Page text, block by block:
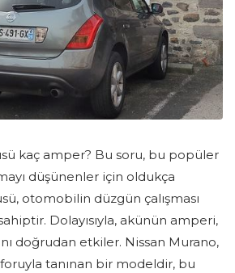
kaç amper? Bu soru, bu popüler
düşünenler için oldukça
otomobilin düzgün çalışması
Dolayısıyla, akünün amperi,
doğrudan etkiler. Nissan Murano,
tanınan bir modeldir, bu